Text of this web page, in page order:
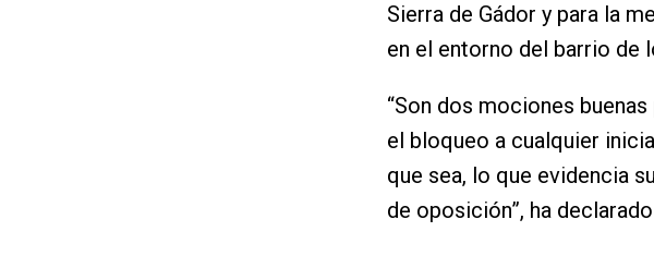
Sierra de Gádor y para la
en el entorno del barrio de
“Son dos mociones
el bloqueo a cualquier
que sea, lo que evidencia
de oposición”, ha